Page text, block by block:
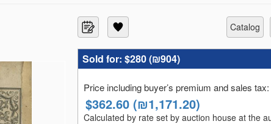
catalog
Sold for: $280 (₪904)
Price including buyer’s premium and sales tax:
$362.60 (₪1,171.20)
Calculated by rate set by auction house at the